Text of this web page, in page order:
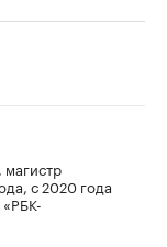
магистр
с 2020 года